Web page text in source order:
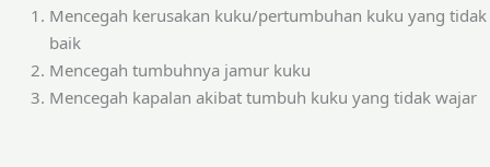
Mencegah kerusakan kuku/pertumbuhan kuku yang tidak
baik
Mencegah tumbuhnya jamur kuku
Mencegah kapalan akibat tumbuh kuku yang tidak wajar